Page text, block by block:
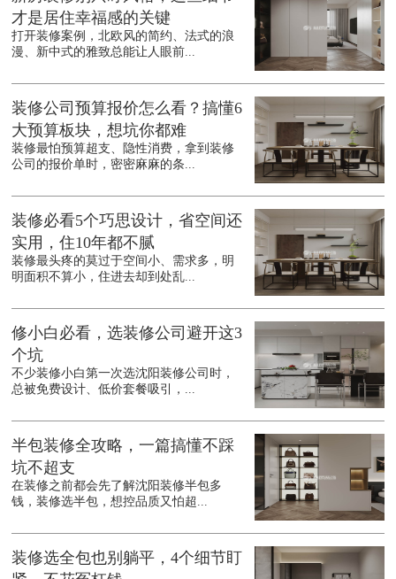
才是居住幸福感的关键
打开装修案例，北欧风的简约、法式的浪
漫、新中式的雅致总能让人眼前...
装修公司预算报价怎么看？搞懂6
大预算板块，想坑你都难
装修最怕预算超支、隐性消费，拿到装修
公司的报价单时，密密麻麻的条...
装修必看5个巧思设计，省空间还
实用，住10年都不腻
装修最头疼的莫过于空间小、需求多，明
明面积不算小，住进去却到处乱...
修小白必看，选装修公司避开这3
个坑
不少装修小白第一次选沈阳装修公司时，
总被免费设计、低价套餐吸引，...
半包装修全攻略，一篇搞懂不踩
坑不超支
在装修之前都会先了解沈阳装修半包多
钱，装修选半包，想控品质又怕超...
装修选全包也别躺平，4个细节盯